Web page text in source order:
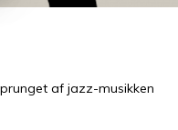
af jazz-musikken